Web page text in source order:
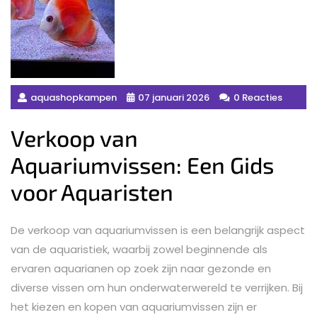
aquashopkampen 07 januari 2026 0 Reacties
Verkoop van
Aquariumvissen: Een Gids
voor Aquaristen
De verkoop van aquariumvissen is een belangrijk aspect
van de aquaristiek, waarbij zowel beginnende als
ervaren aquarianen op zoek zijn naar gezonde en
diverse vissen om hun onderwaterwereld te verrijken. Bij
het kiezen en kopen van aquariumvissen zijn er